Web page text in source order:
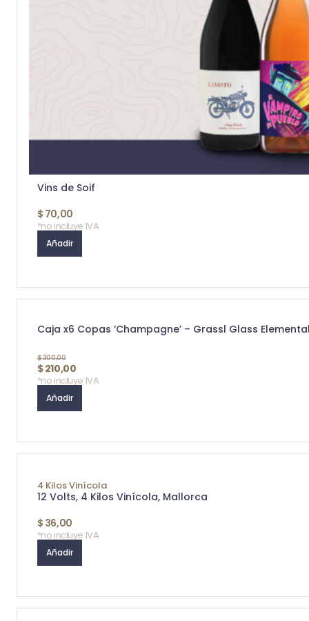
Vins de Soif
$ 70,00
*no incluye IVA
Añadir
Caja x6 Copas ‘Champagne’ – Grassl Glass
$300,00
$210,00
*no incluye IVA
Añadir
4 Kilos Vinícola
12 Volts, 4 Kilos Vinícola, Mallorca
$ 36,00
*no incluye IVA
Añadir